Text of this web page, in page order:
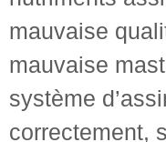
mauvaise
mauvaise
système
correctement,